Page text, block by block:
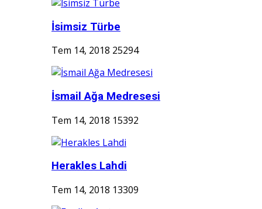
İsimsiz Türbe
Tem 14, 2018 25294
İsmail Ağa Medresesi
Tem 14, 2018 15392
Herakles Lahdi
Tem 14, 2018 13309